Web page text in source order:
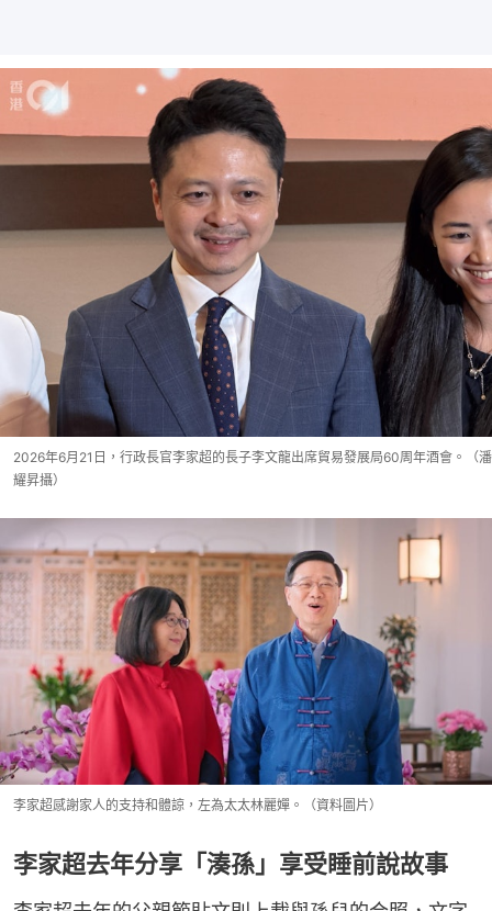
2026年6月21日，行政長官李家超的長子李文龍出席貿易發展局60周年酒會。（潘
耀昇攝）
李家超感謝家人的支持和體諒，左為太太林麗嬋。（資料圖片）
李家超去年分享「湊孫」享受睡前說故事